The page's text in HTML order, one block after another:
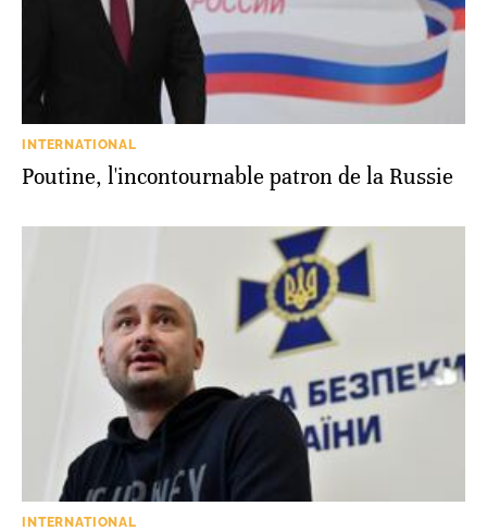
INTERNATIONAL
Poutine, l'incontournable patron de la Russie
INTERNATIONAL